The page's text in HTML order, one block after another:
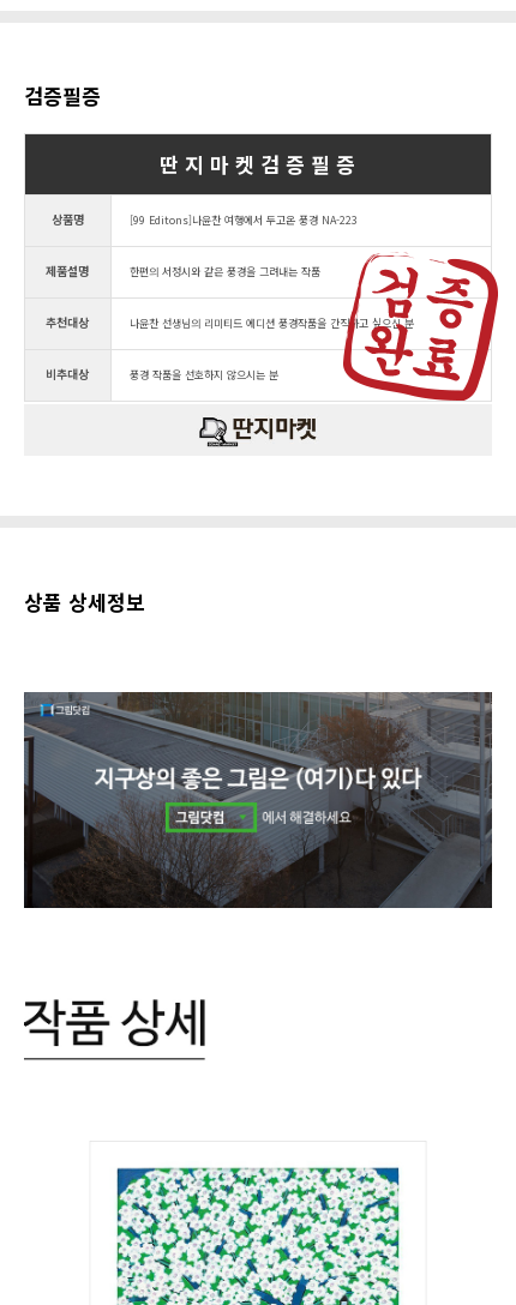
검증필증
딴 지 마 켓 검 증 필 증
상품명 [99 Editons]나윤찬 여행에서 두고온 풍경 NA-223
제품설명 한편의 서정시와 같은 풍경을 그려내는 작품
추천대상 나윤찬 선생님의 리미티드 에디션 풍경작품을 간직하고 싶으신 분
비추대상 풍경 작품을 선호하지 않으시는 분
상품 상세정보